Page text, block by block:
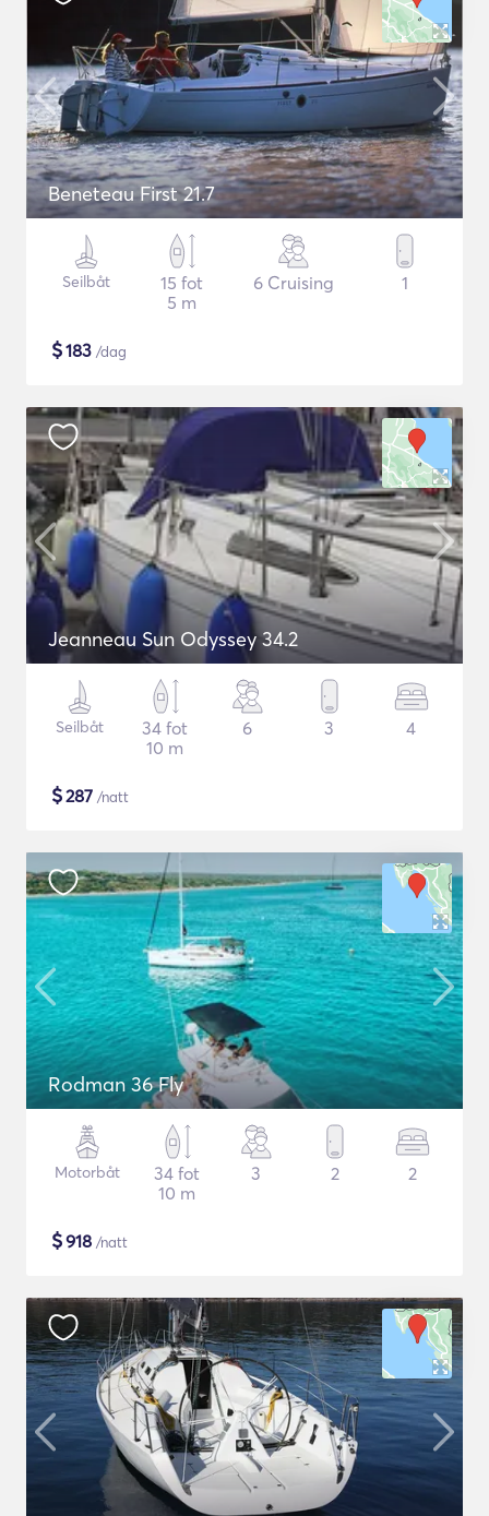
Beneteau First 21.7
Seilbåt
15 fot
5 m
6 Cruising 1
$183 /dag
Jeanneau Sun Odyssey 34.2
Seilbåt
34 fot
10 m
6 3 4
$287 /natt
Rodman 36 Fly
Motorbåt
34 fot
10 m
3 2 2
$918 /natt